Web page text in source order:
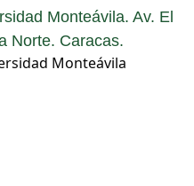
Monteávila. Av. El
Norte. Caracas.
Monteávila